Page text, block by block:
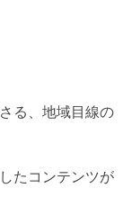
る、地域目線の
たコンテンツが